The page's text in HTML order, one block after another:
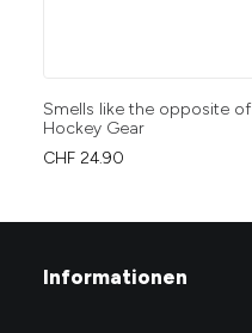
Smells like the opposite of
Hockey Gear
CHF 24.90
Informationen